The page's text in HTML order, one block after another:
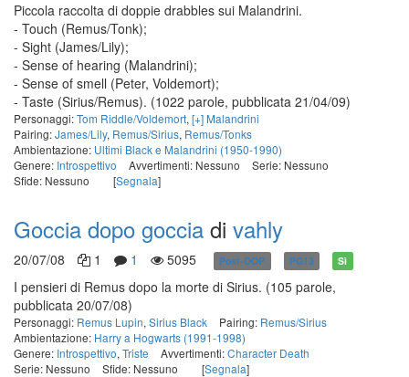
Piccola raccolta di doppie drabbles sui Malandrini.
- Touch (Remus/Tonk);
- Sight (James/Lily);
- Sense of hearing (Malandrini);
- Sense of smell (Peter, Voldemort);
- Taste (Sirius/Remus). (1022 parole, pubblicata 21/04/09)
Personaggi:Tom Riddle/Voldemort, [+] Malandrini
Pairing:James/Lily, Remus/Sirius, Remus/Tonks
Ambientazione: Ultimi Black e Malandrini (1950-1990)
Genere: Introspettivo Avvertimenti: Nessuno
Serie: Nessuno
Sfide: Nessuno
[Segnala]
Goccia dopo goccia di vahly
20/07/08 1 1 5095 Post-OOP PG13 Sì
I pensieri di Remus dopo la morte di Sirius. (105 parole,
pubblicata 20/07/08)
Personaggi: Remus Lupin, Sirius Black Pairing: Remus/Sirius
Ambientazione: Harry a Hogwarts (1991-1998)
Genere: Introspettivo, Triste Avvertimenti:Character Death
Serie: Nessuno
Sfide: Nessuno [Segnala]